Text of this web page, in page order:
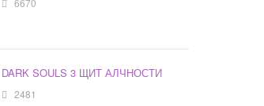
6670
DARK SOULS 3 ЩИТ АЛЧНОСТИ
2481